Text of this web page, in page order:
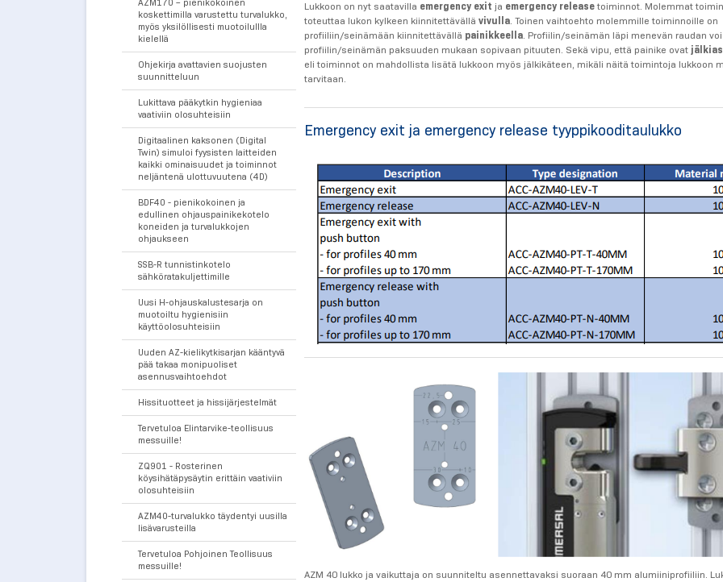
AZM170 – pienikokoinen
koskettimilla varustettu turvalukko,
myös yksilöllisesti muotoilullla
kielellä
Ohjekirja avattavien suojusten
suunnitteluun
Lukittava pääkytkin hygieniaa
vaativiin olosuhteisiin
Digitaalinen kaksonen (Digital
Twin) simuloi fyysisten laitteiden
kaikki ominaisuudet ja toiminnot
neljäntenä ulottuvuutena (4D)
BDF40 - pienikokoinen ja
edullinen ohjauspainikekotelo
koneiden ja turvalukkojen
ohjaukseen
SSB-R tunnistinkotelo
sähköratakuljettimille
Uusi H-ohjauskalustesarja on
muotoiltu hygienisiin
käyttöolosuhteisiin
Uuden AZ-kielikytkisarjan kääntyvä
pää takaa monipuoliset
asennusvaihtoehdot
Hissituotteet ja hissijärjestelmät
Tervetuloa Elintarvike-teollisuus
messuille!
ZQ901 - Rosterinen
köysihätäpysäytin erittäin vaativiin
olosuhteisiin
AZM40-turvalukko täydentyi uusilla
lisävarusteilla
Tervetuloa Pohjoinen Teollisuus
messuille!
Lukkoon on nyt saatavilla emergency exit ja emergency releasetoiminnot. Molemmat
toteuttaa lukon kylkeen kiinnitettävällä vivulla . Toinen vaihtoehto molemmille toiminnoille on
profiiliin/seinämään kiinnitettävällä painikkeella . Profiilin/seinämän läpi menevän raudan
profiilin/seinämän paksuuden mukaan sopivaan pituuten. Sekä vipu, että painike ovat
eli toiminnot on mahdollista lisätä lukkoon myös jälkikäteen, mikäli näitä toimintoja lukkoon
tarvitaan.
Emergency exit ja emergency release tyyppikooditaulukko
AZM 40 lukko ja vaikuttaja on suunniteltu asennettavaksi suoraan 40 mm alumiiniprofiiliin.